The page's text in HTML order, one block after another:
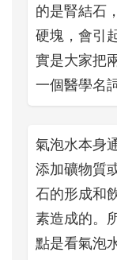
的是腎結石
硬塊，會引
實是大家把
一個醫學名詞
氣泡水本身
添加礦物質
石的形成和
素造成的。
點是看氣泡